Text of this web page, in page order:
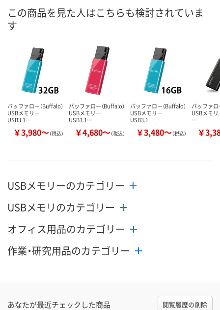
カゴへ
この商品を見た人はこちらも検討されていま
す
バッファロー（Buffalo）
USBメモリー
USB3.1…
￥3,980～（税込）
バッファロー（Buffalo）
USBメモリー
USB3.1…
￥4,680～（税込）
バッファロー（Buffalo）
USBメモリー
USB3.1…
￥3,480～（税込）
バッファロ
USBメモ
…
￥
USBメモリーのカテゴリー
USBメモリのカテゴリー
オフィス用品のカテゴリー
作業・研究用品のカテゴリー
あなたが最近チェックした商品 閲覧履歴の削除